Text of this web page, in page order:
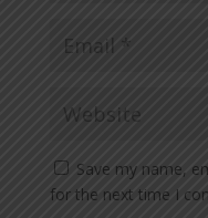
Save my name,
for the next time I